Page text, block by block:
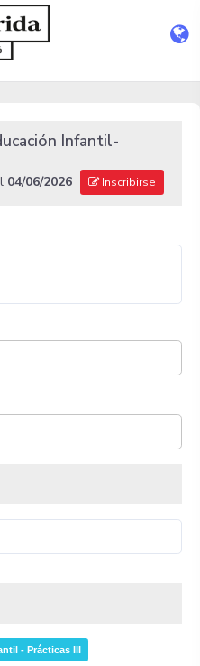
Infantil-
04/06/2026 Inscribirse
- Prácticas III